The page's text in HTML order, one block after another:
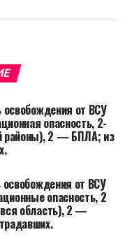
от ВСУ
опасность, 2-
районы), 2 — БПЛА; из
от ВСУ
опасность, 2
область), 2 —